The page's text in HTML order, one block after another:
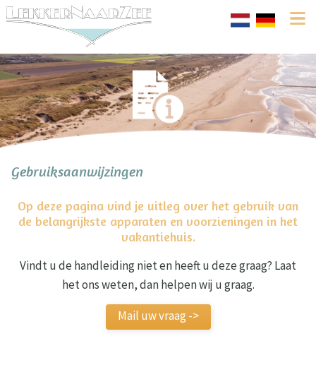
Gebruiksaanwijzingen
Op deze pagina vind je uitleg over het gebruik van
de belangrijkste apparaten en voorzieningen in het
vakantiehuis.
Vindt u de handleiding niet en heeft u deze graag? Laat
het ons weten, dan helpen wij u graag.
Mail uw vraag ->